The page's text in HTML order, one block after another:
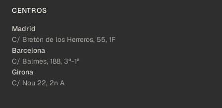
CENTROS
Madrid
C/ Bretón de los Herreros, 55, 1F
Barcelona
C/ Balmes, 188, 3º-1ª
Girona
C/ Nou 22, 2n A